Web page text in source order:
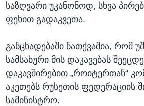
საზღვარი უკანონოდ, სხვა
ფეხით გადაკვეთა.
განცხადებაში ნათქვამია, რომ
სამსახური მის დაკავებას
დაკავშირებით „როიტერთან“
აკეთებს რუსეთის ფედერაციის
სამინისტრო.